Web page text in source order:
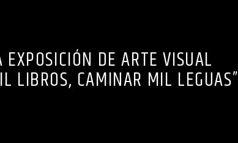
DE ARTE VISUAL
LIBROS, CAMINAR MIL LEGUAS”